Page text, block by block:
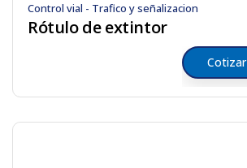
Control vial - Trafico y señalizacion
Rótulo de extintor
Cotizar